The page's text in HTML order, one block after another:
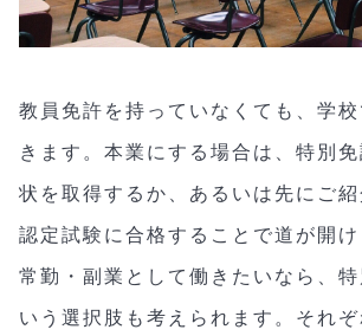
教員免許を持っていなくても、学
きます。本業にする場合は、特別
状を取得するか、あるいは先にご
認定試験に合格することで道が開
常勤・副業として働きたいなら、
いう選択肢も考えられます。それ